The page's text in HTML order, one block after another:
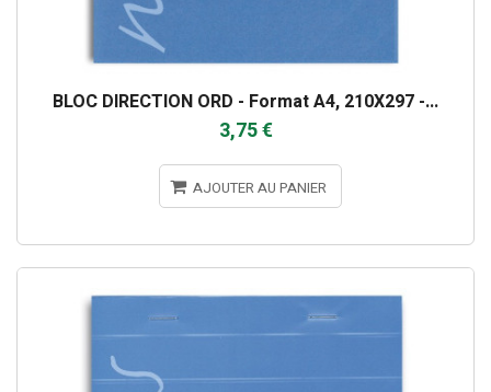
BLOC DIRECTION ORD - Format A4, 210X297 -...
3,75 €
AJOUTER AU PANIER